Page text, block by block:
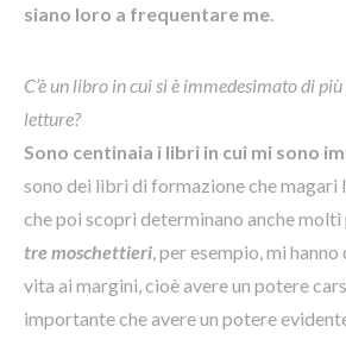
siano loro a frequentare me
C’è un libro in cui si è immedesimato di
letture?
Sono centinaia i libri in cui mi sono
sono dei libri di formazione che magari
che poi scopri determinano anche molti
tre moschettieri , per esempio, mi
vita ai margini, cioè avere un potere
importante che avere un potere